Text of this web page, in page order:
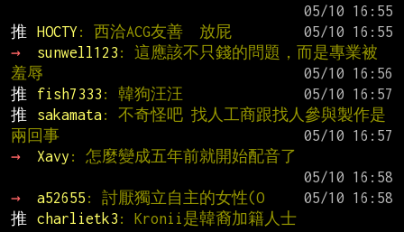
推
HOCTY : 西洽ACG友善  放屁
→
sunwell123 : 這應該不只錢的問題，而是專業被
羞辱
推
fish7333 : 韓狗汪汪
推
sakamata: 不奇怪吧 找人工商跟找人參與製作是
兩回事
→
Xavy : 怎麼變成五年前就開始配音了
→
a52655 : 討厭獨立自主的女性(O
推
charlietk3 : Kronii是韓裔加籍人士